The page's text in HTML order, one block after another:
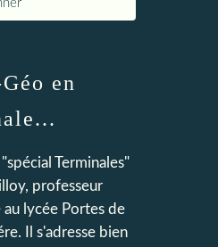
en
Terminales"
professeur
lycée Portes de
Il s'adresse bien